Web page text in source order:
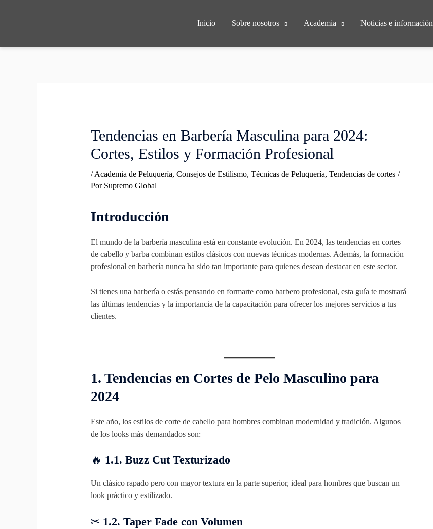
Inicio Sobre nosotros Academia Noticias e información
Tendencias en Barbería Masculina para 2024:
Cortes, Estilos y Formación Profesional
/Academia de Peluquería, Consejos de Estilismo, Técnicas de Peluquería, Tendencias de cortes/
Por Supremo Global
Introducción
El mundo de la barbería masculina está en constante evolución. En 2024, las tendencias en cortes
de cabello y barba combinan estilos clásicos con nuevas técnicas modernas. Además, la formación
profesional en barbería nunca ha sido tan importante para quienes desean destacar en este sector.
Si tienes una barbería o estás pensando en formarte como barbero profesional, esta guía te mostrará
las últimas tendencias y la importancia de la capacitación para ofrecer los mejores servicios a tus
clientes.
1. Tendencias en Cortes de Pelo Masculino para
2024
Este año, los estilos de corte de cabello para hombres combinan modernidad y tradición. Algunos
de los looks más demandados son:
🔥 1.1. Buzz Cut Texturizado
Un clásico rapado pero con mayor textura en la parte superior, ideal para hombres que buscan un
look práctico y estilizado.
✂ 1.2. Taper Fade con Volumen